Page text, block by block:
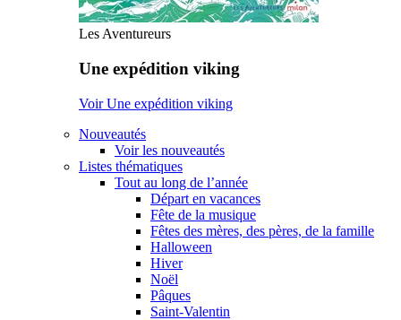
Les Aventureurs
Une expédition viking
Voir Une expédition viking
Nouveautés
Voir les nouveautés
Listes thématiques
Tout au long de l’année
Départ en vacances
Fête de la musique
Fêtes des mères, des pères, de la famille
Halloween
Hiver
Noël
Pâques
Saint-Valentin